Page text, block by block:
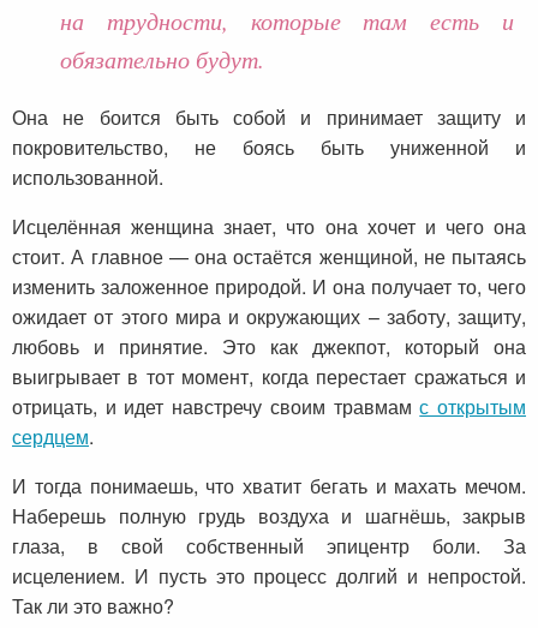
на трудности, которые там есть и
обязательно будут.
Она не боится быть собой и принимает защиту и
покровительство, не боясь быть униженной и
использованной.
Исцелённая женщина знает, что она хочет и чего она
стоит. А главное — она остаётся женщиной, не пытаясь
изменить заложенное природой. И она получает то, чего
ожидает от этого мира и окружающих – заботу, защиту,
любовь и принятие. Это как джекпот, который она
выигрывает в тот момент, когда перестает сражаться и
отрицать, и идет навстречу своим травмамс открытым
сердцем.
И тогда понимаешь, что хватит бегать и махать мечом.
Наберешь полную грудь воздуха и шагнёшь, закрыв
глаза, в свой собственный эпицентр боли. За
исцелением. И пусть это процесс долгий и непростой.
Так ли это важно?